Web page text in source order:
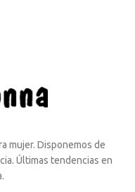
mujer. Disponemos de
Últimas tendencias en